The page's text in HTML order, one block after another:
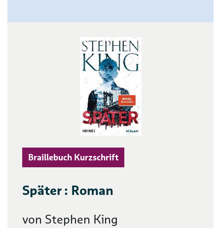
Braillebuch Kurzschrift
Später : Roman
von Stephen King